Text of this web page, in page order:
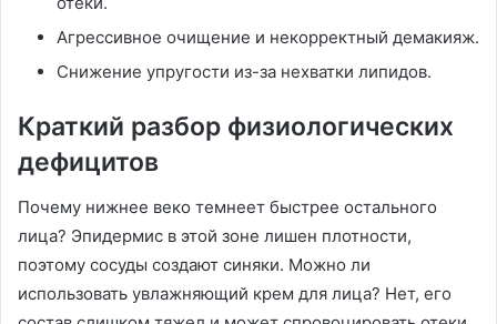
Агрессивное очищение и некорректный демакияж.
Снижение упругости из-за нехватки липидов.
Краткий разбор физиологических
дефицитов
Почему нижнее веко темнеет быстрее остального
лица? Эпидермис в этой зоне лишен плотности,
поэтому сосуды создают синяки. Можно ли
использовать увлажняющий крем для лица? Нет, его